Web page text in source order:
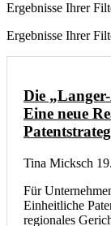
Ergebnisse Ihrer
Ergebnisse Ihrer
Die
Eine neue
Tina Micksch
Für
Einheitliche
regionales